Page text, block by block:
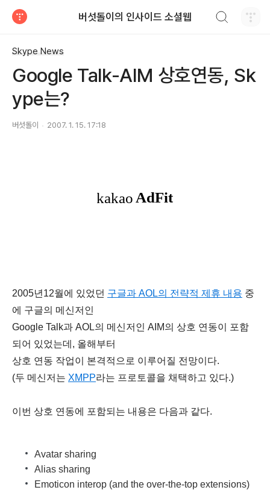
버섯돌이의 인사이드 소셜웹
Skype News
Google Talk-AIM 상호연동, Sk
ype는?
버섯돌이 2007. 1. 15. 17:18
2005년12월에 있었던 구글과 AOL의 전략적 제휴 내용 중
에 구글의 메신저인
Google Talk과 AOL의 메신저인 AIM의 상호 연동이 포함
되어 있었는데, 올해부터
상호 연동 작업이 본격적으로 이루어질 전망이다.
(두 메신저는 XMPP라는 프로토콜을 채택하고 있다.)
이번 상호 연동에 포함되는 내용은 다음과 같다.
Avatar sharing
Alias sharing
Emoticon interop (and the over-the-top extensions)